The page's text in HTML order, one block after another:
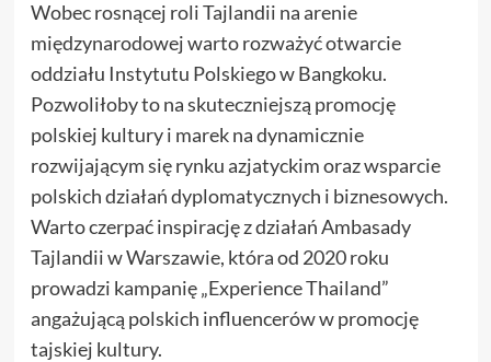
Wobec rosnącej roli Tajlandii na arenie
międzynarodowej warto rozważyć otwarcie
oddziału Instytutu Polskiego w Bangkoku.
Pozwoliłoby to na skuteczniejszą promocję
polskiej kultury i marek na dynamicznie
rozwijającym się rynku azjatyckim oraz wsparcie
polskich działań dyplomatycznych i biznesowych.
Warto czerpać inspirację z działań Ambasady
Tajlandii w Warszawie, która od 2020 roku
prowadzi kampanię „Experience Thailand”
angażującą polskich influencerów w promocję
tajskiej kultury.